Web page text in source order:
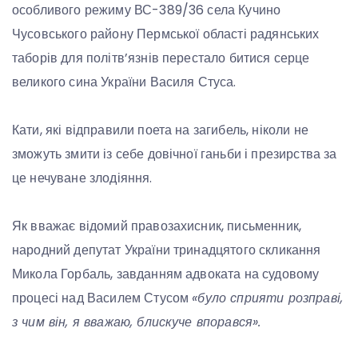
особливого режиму ВС-389/36 села Кучино
Чусовського району Пермської області радянських
таборів для політв’язнів перестало битися серце
великого сина України Василя Стуса.
Кати, які відправили поета на загибель, ніколи не
зможуть змити із себе довічної ганьби і презирства за
це нечуване злодіяння.
Як вважає відомий правозахисник, письменник,
народний депутат України тринадцятого скликання
Микола Горбаль, завданням адвоката на судовому
процесі над Василем Стусом «було сприяти розправі,
з чим він, я вважаю, блискуче впорався».